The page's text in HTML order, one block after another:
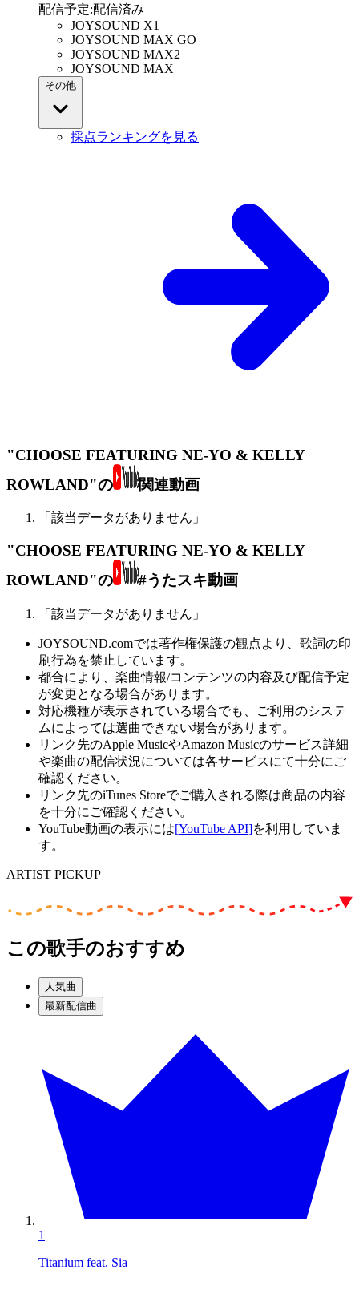
配信予定:配信済み
JOYSOUND X1
JOYSOUND MAX GO
JOYSOUND MAX2
JOYSOUND MAX
その他
採点ランキングを見る
"CHOOSE FEATURING NE-YO & KELLY
ROWLAND"の
関連動画
「該当データがありません」
"CHOOSE FEATURING NE-YO & KELLY
ROWLAND"の
#うたスキ動画
「該当データがありません」
JOYSOUND.comでは著作権保護の観点より、歌詞の印
刷行為を禁止しています。
都合により、楽曲情報/コンテンツの内容及び配信予定
が変更となる場合があります。
対応機種が表示されている場合でも、ご利用のシステ
ムによっては選曲できない場合があります。
リンク先のApple MusicやAmazon Musicのサービス詳細
や楽曲の配信状況については各サービスにて十分にご
確認ください。
リンク先のiTunes Storeでご購入される際は商品の内容
を十分にご確認ください。
YouTube動画の表示には[YouTube API]を利用していま
す。
ARTIST PICKUP
この歌手のおすすめ
人気曲
最新配信曲
1
Titanium feat. Sia